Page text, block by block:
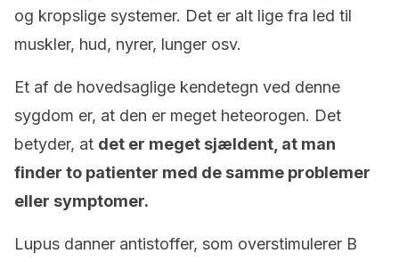
og kropslige systemer. Det er alt lige fra led til
muskler, hud, nyrer, lunger osv.
Et af de hovedsaglige kendetegn ved denne
sygdom er, at den er meget heteorogen. Det
betyder, at det er meget sjældent, at man
finder to patienter med de samme problemer
eller symptomer.
Lupus danner antistoffer, som overstimulerer B